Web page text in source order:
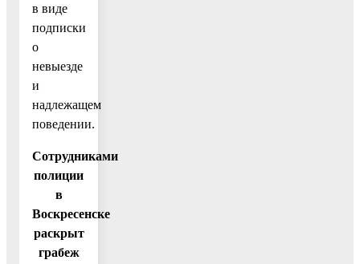
в виде
подписки
о
невыезде
и
надлежащем
поведении.
Сотрудниками
полиции
в
Воскресенске
раскрыт
грабеж